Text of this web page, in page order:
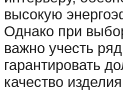
высокую
Однако при
важно учесть
гарантировать
качество